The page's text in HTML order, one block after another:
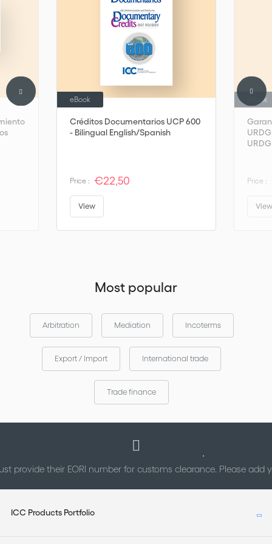
Créditos Documentarios UCP 600
- Bilingual English/Spanish
eBook
Price : €22,50
View
eBook
Price :
Most popular
Arbitration Mediation Incoterms
Export / Import International trade
Trade finance
provide their EORI number for customs clearance. Please add
ICC Products Portfolio